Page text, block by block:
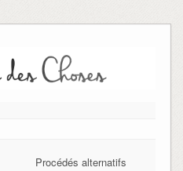
Procédés alternatifs